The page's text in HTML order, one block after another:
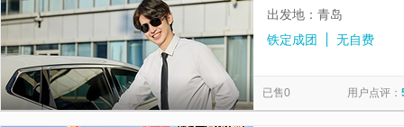
玩，可选寻梦沧
出发地：青岛
铁定成团
无自费
已售0 用户点评：